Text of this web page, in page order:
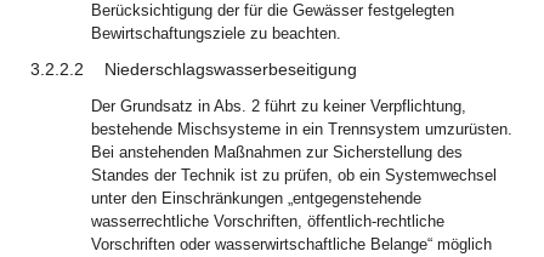
Berücksichtigung der für die Gewässer festgelegten
Bewirtschaftungsziele zu beachten.
3.2.2.2 Niederschlagswasserbeseitigung
Der Grundsatz in Abs. 2 führt zu keiner Verpflichtung,
bestehende Mischsysteme in ein Trennsystem umzurüsten.
Bei anstehenden Maßnahmen zur Sicherstellung des
Standes der Technik ist zu prüfen, ob ein Systemwechsel
unter den Einschränkungen „entgegenstehende
wasserrechtliche Vorschriften, öffentlich-rechtliche
Vorschriften oder wasserwirtschaftliche Belange“ möglich